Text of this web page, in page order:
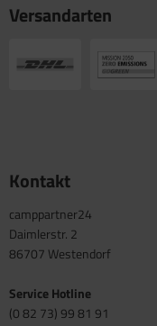
Versandarten
Kontakt
camppartner24
Daimlerstr. 2
86707 Westendorf
Service Hotline
(0 82 73) 99 81 91